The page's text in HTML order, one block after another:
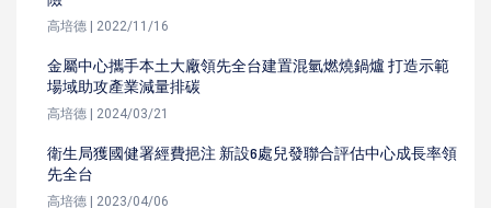
高培德 | 2022/11/16
金屬中心攜手本土大廠領先全台建置混氫燃燒鍋爐 打造示範
場域助攻產業減量排碳
高培德 | 2024/03/21
衛生局獲國健署經費挹注 新設6處兒發聯合評估中心成長率領
先全台
高培德 | 2023/04/06